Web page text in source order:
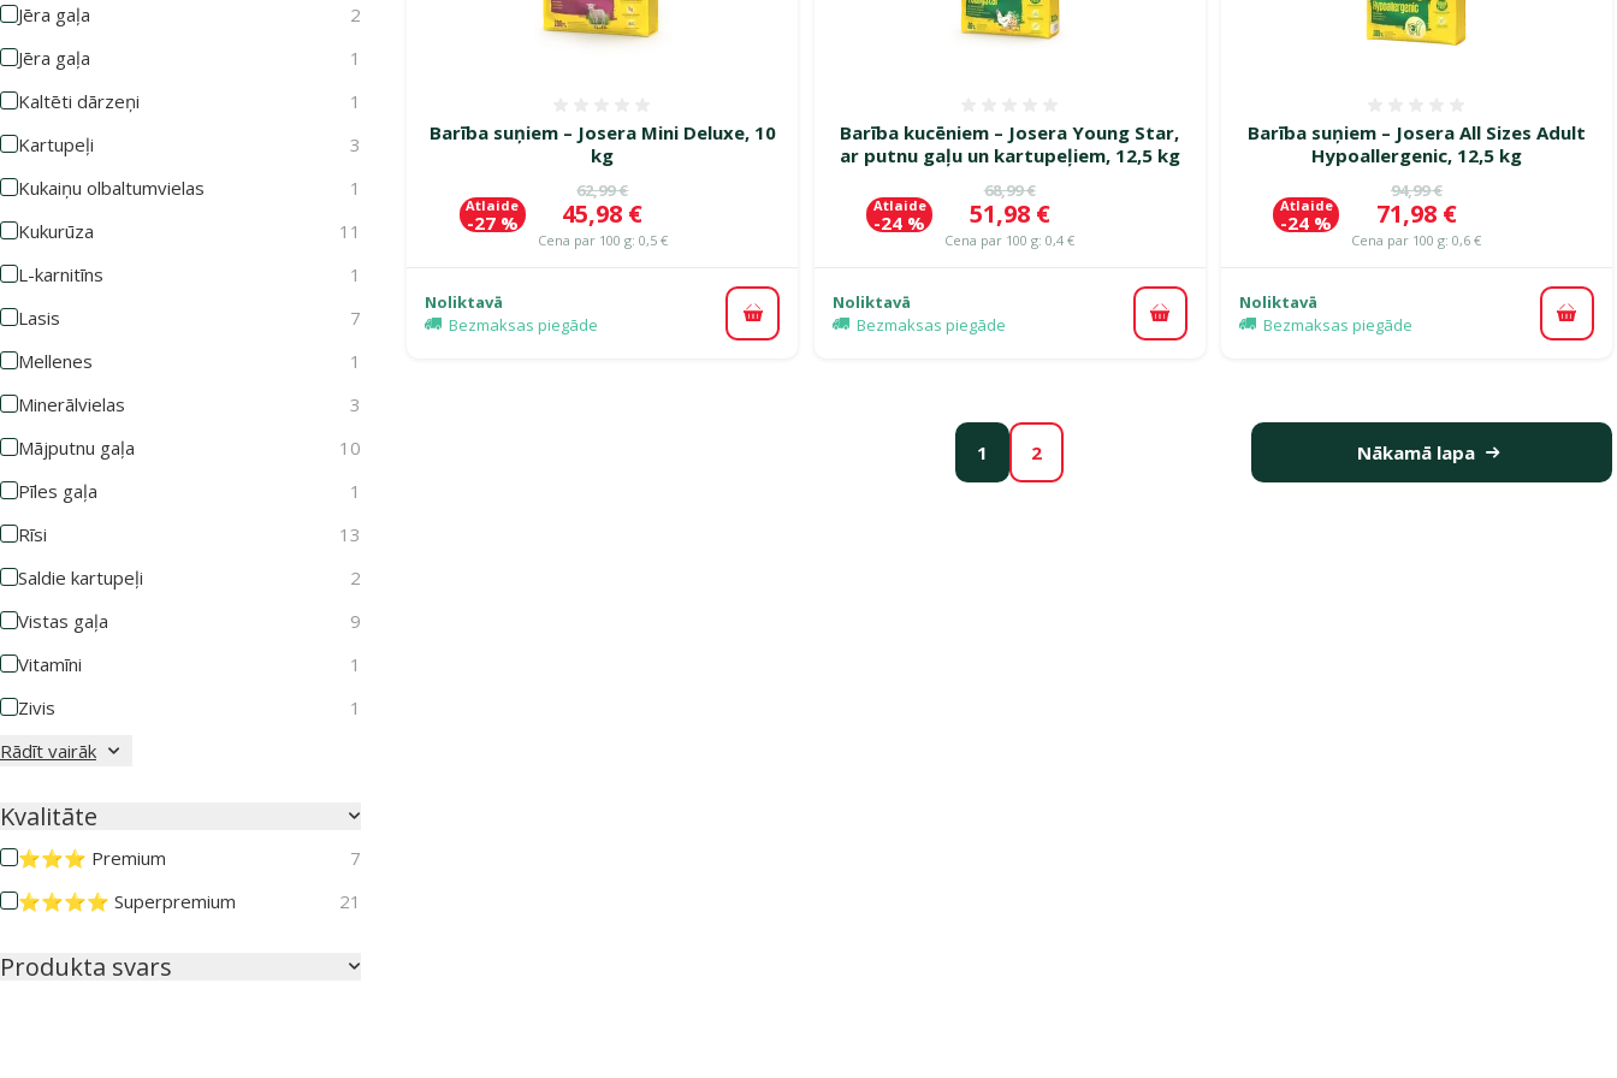
Jēra gaļa
2
Jēra gaļa
1
Kaltēti dārzeņi
1
Kartupeļi
3
Kukaiņu olbaltumvielas
1
Kukurūza
11
L-karnitīns
1
Lasis
7
Mellenes
1
Minerālvielas
3
Mājputnu gaļa
10
Pīles gaļa
1
Rīsi
13
Saldie kartupeļi
2
Vistas gaļa
9
Vitamīni
1
Zivis
1
Rādīt vairāk
Kvalitāte
⭐⭐⭐ Premium
7
⭐⭐⭐⭐ Superpremium
21
Produkta svars
Barība suņiem – Josera Mini Deluxe, 10
kg
Oriģinālā cena
62,99 €
Cena
45,98 €
Cena par 100 g: 0,5 €
Atlaide
-27 %
Noliktavā
Bezmaksas piegāde
Pievienot grozam
Barība kucēniem – Josera Young Star,
ar putnu gaļu un kartupeļiem, 12,5 kg
Oriģinālā cena
68,99 €
Cena
51,98 €
Cena par 100 g: 0,4 €
Atlaide
-24 %
Noliktavā
Bezmaksas piegāde
Pievienot grozam
Barība suņiem – Josera All Sizes Adult
Hypoallergenic, 12,5 kg
Oriģinālā cena
94,99 €
Cena
71,98 €
Cena par 100 g: 0,6 €
Atlaide
-24 %
Noliktavā
Bezmaksas piegāde
1 2 Nākamā lapa